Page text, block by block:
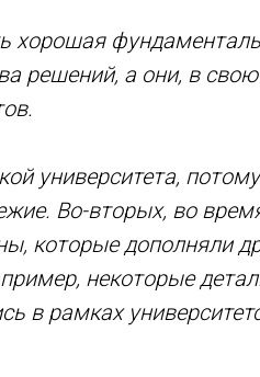
хорошая
решений, а они, в
университета,
Во-вторых, во
которые дополняли
некоторые
в рамках